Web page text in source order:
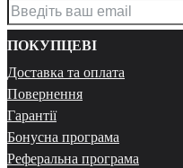
ПОКУПЦЕВІ
Доставка та оплата
Повернення
Гарантії
Бонусна програма
Реферальна програма